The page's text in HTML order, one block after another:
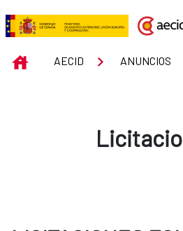
Skip to Main Content
Tenders
INICIOAECID ANUNCIOS